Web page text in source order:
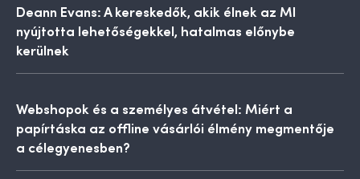
Deann Evans: A kereskedők, akik élnek az MI
nyújtotta lehetőségekkel, hatalmas előnybe
kerülnek
Webshopok és a személyes átvétel: Miért a
papírtáska az offline vásárlói élmény megmentője
a célegyenesben?